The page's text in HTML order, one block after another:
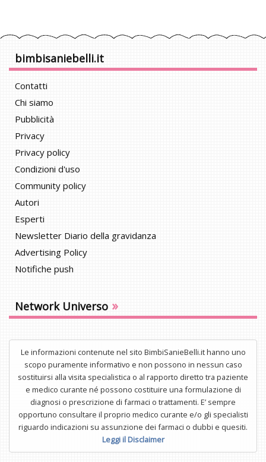
bimbisaniebelli.it
Contatti
Chi siamo
Pubblicità
Privacy
Privacy policy
Condizioni d'uso
Community policy
Autori
Esperti
Newsletter Diario della gravidanza
Advertising Policy
Notifiche push
Network Universo »
Le informazioni contenute nel sito BimbiSanieBelli.it hanno uno
scopo puramente informativo e non possono in nessun caso
sostituirsi alla visita specialistica o al rapporto diretto tra paziente
e medico curante né possono costituire una formulazione di
diagnosi o prescrizione di farmaci o trattamenti. E’ sempre
opportuno consultare il proprio medico curante e/o gli specialisti
riguardo indicazioni su assunzione dei farmaci o dubbi e quesiti.
Leggi il Disclaimer